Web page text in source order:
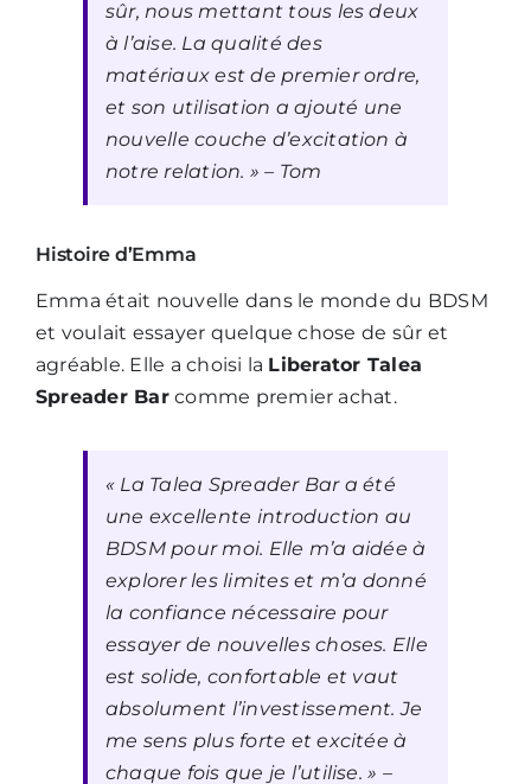
sûr, nous mettant tous les deux
à l’aise. La qualité des
matériaux est de premier ordre,
et son utilisation a ajouté une
nouvelle couche d’excitation à
notre relation. » – Tom
Histoire d’Emma
Emma était nouvelle dans le monde du BDSM
et voulait essayer quelque chose de sûr et
agréable. Elle a choisi la Liberator Talea
Spreader Barcomme premier achat.
« La Talea Spreader Bar a été
une excellente introduction au
BDSM pour moi. Elle m’a aidée à
explorer les limites et m’a donné
la confiance nécessaire pour
essayer de nouvelles choses. Elle
est solide, confortable et vaut
absolument l’investissement. Je
me sens plus forte et excitée à
chaque fois que je l’utilise. » –